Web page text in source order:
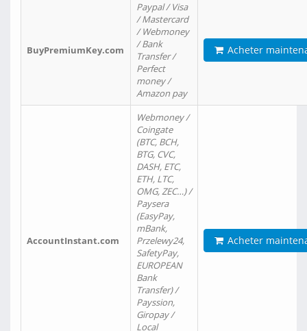
BuyPremiumKey.com
Paypal / Visa
/ Mastercard
/ Webmoney
/ Bank
Transfer /
Perfect
money /
Amazon pay
Acheter
AccountInstant.com
Webmoney /
Coingate
(BTC, BCH,
BTG, CVC,
DASH, ETC,
ETH, LTC,
OMG, ZEC…) /
Paysera
(EasyPay,
mBank,
Przelewy24,
SafetyPay,
EUROPEAN
Bank
Transfer) /
Payssion,
Giropay /
Local
Acheter